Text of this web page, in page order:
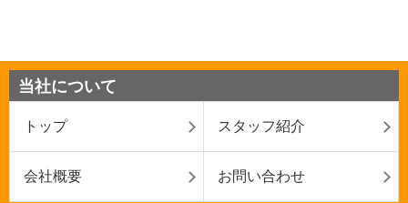
当社について
トップ スタッフ紹介
会社概要 お問い合わせ